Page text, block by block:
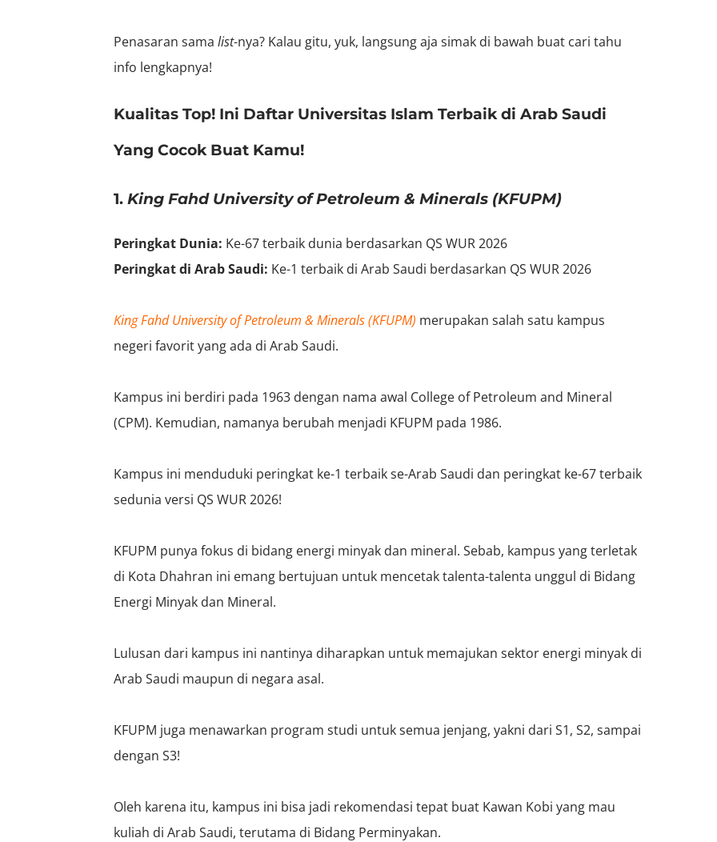
Penasaran sama list-nya? Kalau gitu, yuk, langsung aja simak di bawah buat cari tahu
info lengkapnya!
Kualitas Top! Ini Daftar Universitas Islam Terbaik di Arab Saudi
Yang Cocok Buat Kamu!
1. King Fahd University of Petroleum & Minerals (KFUPM)
Peringkat Dunia: Ke-67 terbaik dunia berdasarkan QS WUR 2026
Peringkat di Arab Saudi: Ke-1 terbaik di Arab Saudi berdasarkan QS WUR 2026
King Fahd University of Petroleum & Minerals (KFUPM) merupakan salah satu kampus
negeri favorit yang ada di Arab Saudi.
Kampus ini berdiri pada 1963 dengan nama awal College of Petroleum and Mineral
(CPM). Kemudian, namanya berubah menjadi KFUPM pada 1986.
Kampus ini menduduki peringkat ke-1 terbaik se-Arab Saudi dan peringkat ke-67 terbaik
sedunia versi QS WUR 2026!
KFUPM punya fokus di bidang energi minyak dan mineral. Sebab, kampus yang terletak
di Kota Dhahran ini emang bertujuan untuk mencetak talenta-talenta unggul di Bidang
Energi Minyak dan Mineral.
Lulusan dari kampus ini nantinya diharapkan untuk memajukan sektor energi minyak di
Arab Saudi maupun di negara asal.
KFUPM juga menawarkan program studi untuk semua jenjang, yakni dari S1, S2, sampai
dengan S3!
Oleh karena itu, kampus ini bisa jadi rekomendasi tepat buat Kawan Kobi yang mau
kuliah di Arab Saudi, terutama di Bidang Perminyakan.